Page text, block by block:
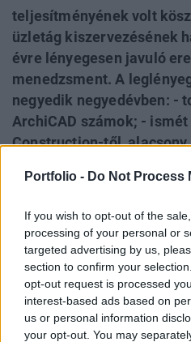
Portfolio - Do Not Process
If you wish to opt-out of the
processing of your personal or
targeted advertising by us,
section to confirm your
opt-out request is processed
interest-based ads based on
us or personal information
your opt-out. You may
teljesítményének volt
üzletág kiszervezésének
évre lényegesen javuló
menedzsment. A
negyedik negyedévben: -
ArchiCAD számok; -
Construction-től,
hatalmas pénzügyi
miatt; - jelentős profit
Construction eladásának
megítélésünk szerint nem
Graphisoft papírok
fakadó bizonytalanságok
véleményünk szerint
Nemetschek